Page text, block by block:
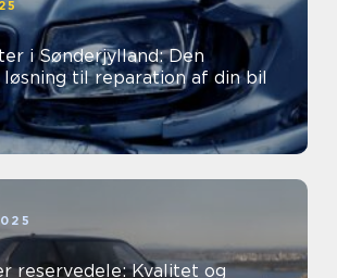
i Sønderjylland: Den
til reparation af din bil
reservedele: Kvalitet og